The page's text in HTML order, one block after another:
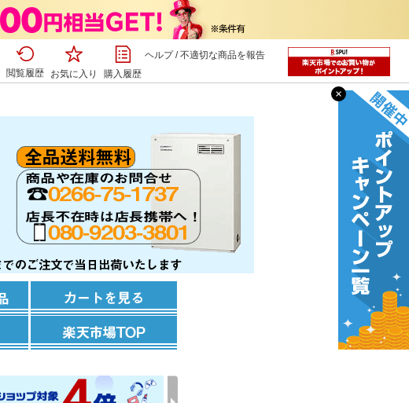
閲覧履歴 お気に入り 購入履歴
ヘルプ/不適切な商品を報告
×